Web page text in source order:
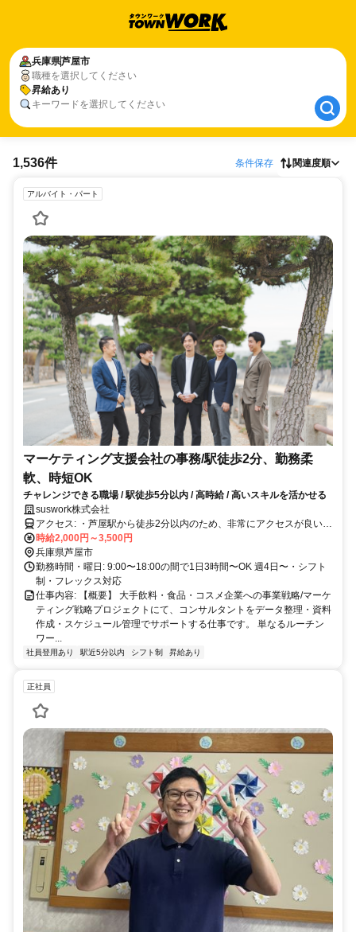
兵庫県芦屋市
職種を選択してください
昇給あり
キーワードを選択してください
兵庫県芦屋市
昇給あり
1,536件 条件保存 関連度順
アルバイト・パート
マーケティング支援会社の事務/駅徒歩2分、勤務柔
軟、時短OK
チャレンジできる職場 / 駅徒歩5分以内 / 高時給 / 高いスキルを活かせる
suswork株式会社
アクセス: ・芦屋駅から徒歩2分以内のため、非常にアクセスが良いで
す。
時給2,000円～3,500円
兵庫県芦屋市
勤務時間・曜日: 9:00〜18:00の間で1日3時間〜OK 週4日〜・シフト
制・フレックス対応
仕事内容: 【概要】 大手飲料・食品・コスメ企業への事業戦略/マーケ
ティング戦略プロジェクトにて、コンサルタントをデータ整理・資料
作成・スケジュール管理でサポートする仕事です。 単なるルーチン
ワー...
社員登用あり 駅近5分以内 シフト制 昇給あり
正社員